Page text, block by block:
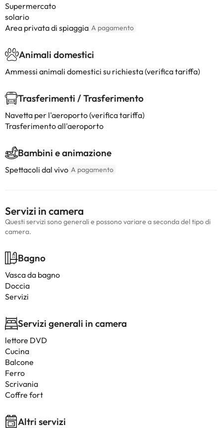
Supermercato
solario
Area privata di spiaggia A pagamento
Animali domestici
Ammessi animali domestici su richiesta (verifica tariffa)
Trasferimenti / Trasferimento
Navetta per l'aeroporto (verifica tariffa)
Trasferimento all'aeroporto
Bambini e animazione
Spettacoli dal vivo A pagamento
Servizi in camera
Questi servizi sono generali e possono variare a seconda del tipo di
camera.
Bagno
Vasca da bagno
Doccia
Servizi
Servizi generali in camera
lettore DVD
Cucina
Balcone
Ferro
Scrivania
Coffre fort
Altri servizi